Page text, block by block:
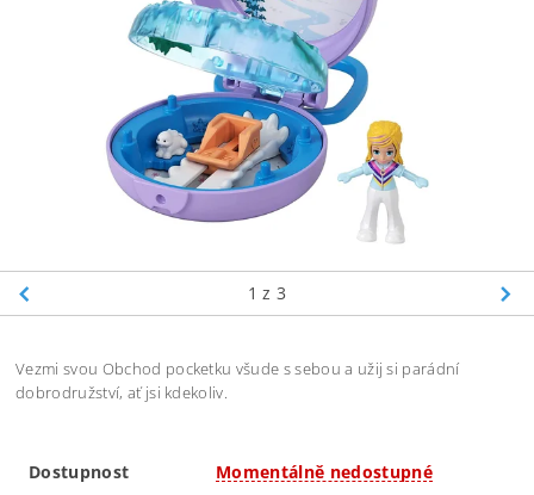
1 z 3
Vezmi svou Obchod pocketku všude s sebou a užij si parádní
dobrodružství, ať jsi kdekoliv.
Dostupnost Momentálně nedostupné